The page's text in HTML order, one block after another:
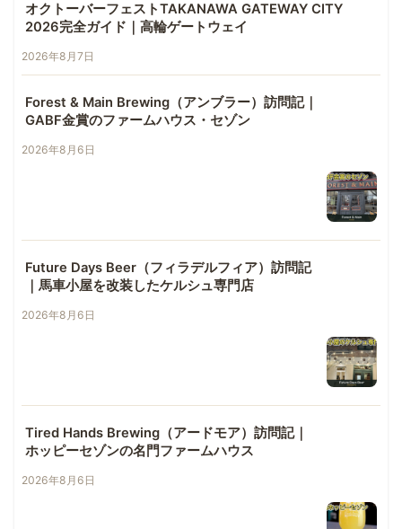
オクトーバーフェストTAKANAWA GATEWAY CITY
2026完全ガイド｜高輪ゲートウェイ
2026年8月7日
Forest & Main Brewing（アンブラー）訪問記｜
GABF金賞のファームハウス・セゾン
2026年8月6日
Future Days Beer（フィラデルフィア）訪問記
｜馬車小屋を改装したケルシュ専門店
2026年8月6日
Tired Hands Brewing（アードモア）訪問記｜
ホッピーセゾンの名門ファームハウス
2026年8月6日